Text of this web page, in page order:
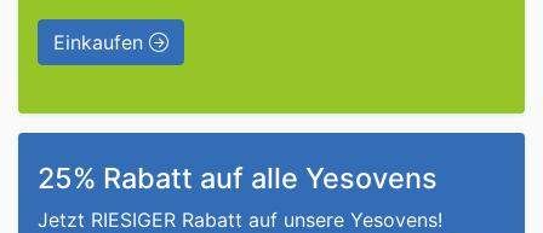
Einkaufen
25% Rabatt auf alle Yesovens
Jetzt RIESIGER Rabatt auf unsere Yesovens!